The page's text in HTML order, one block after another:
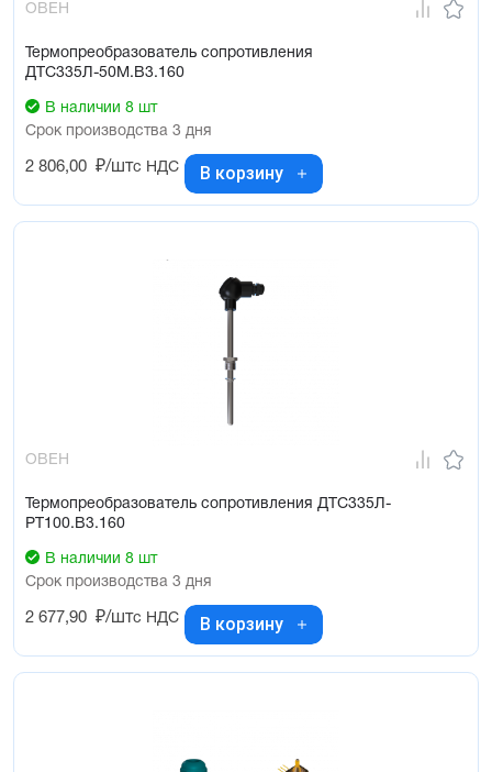
ОВЕН
Термопреобразователь сопротивления
ДТС335Л-50М.В3.160
В наличии 8 шт
Срок производства 3 дня
2 806,00 ₽/штс НДС В корзину
ОВЕН
Термопреобразователь сопротивления ДТС335Л-
РТ100.В3.160
В наличии 8 шт
Срок производства 3 дня
2 677,90 ₽/штс НДС В корзину